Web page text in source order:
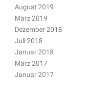
August 2019
März 2019
Dezember 2018
Juli 2018
Januar 2018
März 2017
Januar 2017